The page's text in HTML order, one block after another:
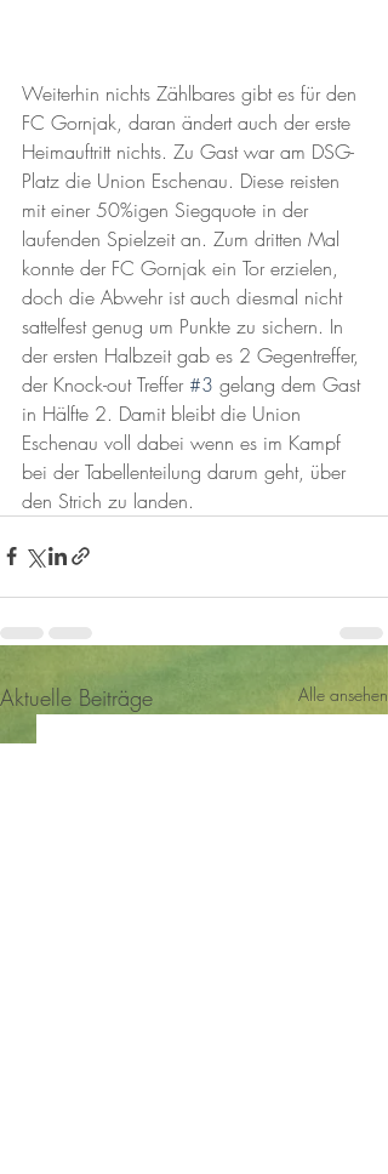
Weiterhin nichts Zählbares gibt es für den
FC Gornjak, daran ändert auch der erste
Heimauftritt nichts. Zu Gast war am DSG-
Platz die Union Eschenau. Diese reisten
mit einer 50%igen Siegquote in der
laufenden Spielzeit an. Zum dritten Mal
konnte der FC Gornjak ein Tor erzielen,
doch die Abwehr ist auch diesmal nicht
sattelfest genug um Punkte zu sichern. In
der ersten Halbzeit gab es 2 Gegentreffer,
der Knock-out Treffer #3 gelang dem Gast
in Hälfte 2. Damit bleibt die Union
Eschenau voll dabei wenn es im Kampf
bei der Tabellenteilung darum geht, über
den Strich zu landen.
Aktuelle Beiträge Alle ansehen